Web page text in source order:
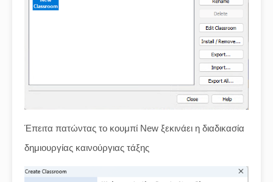
Έπειτα πατώντας το κουμπί New ξεκινάει η διαδικασία
δημιουργίας καινούργιας τάξης